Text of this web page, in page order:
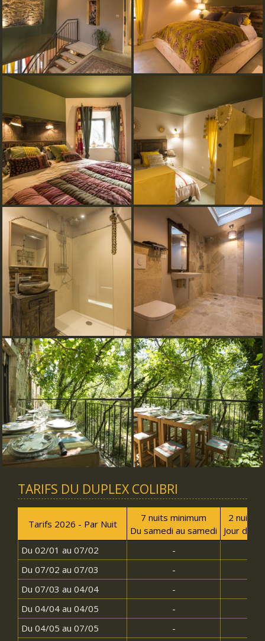
TARIFS DU DUPLEX COLIBRI
Tarifs 2026 - Par Nuit
7 nuits minimum
Du samedi au samedi
2 nuits
Jour
Du 02/01 au 07/02
-
Du 07/02 au 07/03
-
Du 07/03 au 04/04
-
Du 04/04 au 04/05
-
Du 04/05 au 07/05
-